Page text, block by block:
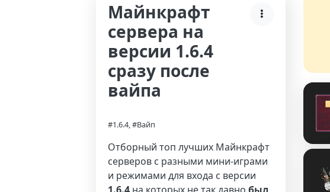
Майнкрафт
сервера на
версии 1.6.4
сразу после
вайпа
#1.6.4, #Вайп
Отборный топ лучших Майнкрафт
серверов с разными мини-играми
и режимами для входа с версии